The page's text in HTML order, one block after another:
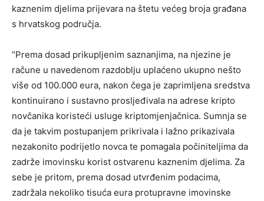
kaznenim djelima prijevara na štetu većeg broja građana
s hrvatskog područja.
“Prema dosad prikupljenim saznanjima, na njezine je
račune u navedenom razdoblju uplaćeno ukupno nešto
više od 100.000 eura, nakon čega je zaprimljena sredstva
kontinuirano i sustavno prosljeđivala na adrese kripto
novčanika koristeći usluge kriptomjenjačnica. Sumnja se
da je takvim postupanjem prikrivala i lažno prikazivala
nezakonito podrijetlo novca te pomagala počiniteljima da
zadrže imovinsku korist ostvarenu kaznenim djelima. Za
sebe je pritom, prema dosad utvrđenim podacima,
zadržala nekoliko tisuća eura protupravne imovinske